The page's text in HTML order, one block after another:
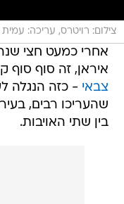
צילום: רויטרס, עריכה:
אחרי כמעט חצי
איראן, זה סוף סוף
צבאי - כזה הנגלה
שהעריכו רבים,
בין שתי האויבות.